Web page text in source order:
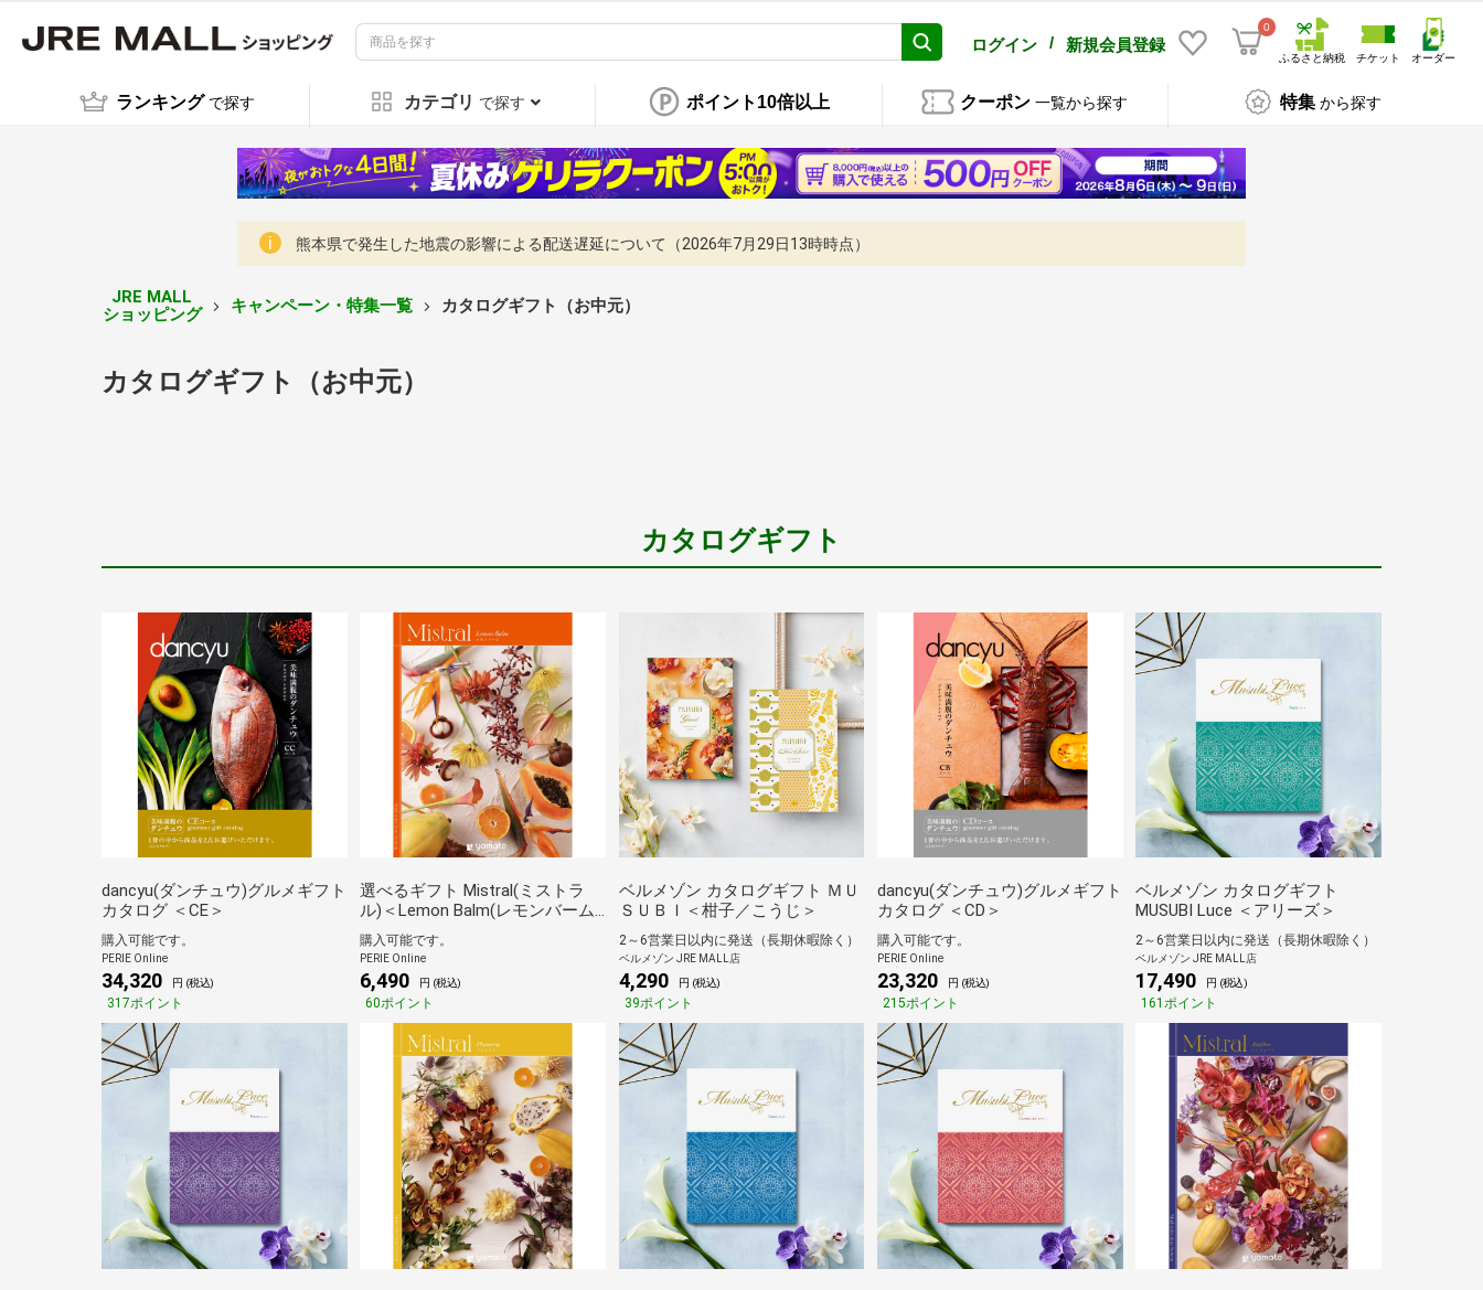
ログイン / 新規会員登録
0
ふるさと納税 チケット オーダー
ランキング で探す カテゴリ で探す ポイント10倍以上 クーポン 一覧から探す 特集 から探す
熊本県で発生した地震の影響による配送遅延について（2026年7月29日13時時点）
JRE MALL
ショッピング
キャンペーン・特集一覧 カタログギフト（お中元）
カタログギフト（お中元）
カタログギフト
dancyu(ダンチュウ)グルメギフト
カタログ ＜CE＞
購入可能です。
PERIE Online
34,320 円 (税込)
317ポイント
選べるギフト Mistral(ミストラ
ル)＜Lemon Balm(レモンバーム)
＞
購入可能です。
PERIE Online
6,490 円 (税込)
60ポイント
ベルメゾン カタログギフト ＭＵ
ＳＵＢＩ＜柑子／こうじ＞
2～6営業日以内に発送（長期休暇除く）
ベルメゾン JRE MALL店
4,290 円 (税込)
39ポイント
dancyu(ダンチュウ)グルメギフト
カタログ ＜CD＞
購入可能です。
PERIE Online
23,320 円 (税込)
215ポイント
ベルメゾン カタログギフト
MUSUBI Luce ＜アリーズ＞
2～6営業日以内に発送（長期休暇除く）
ベルメゾン JRE MALL店
17,490 円 (税込)
161ポイント